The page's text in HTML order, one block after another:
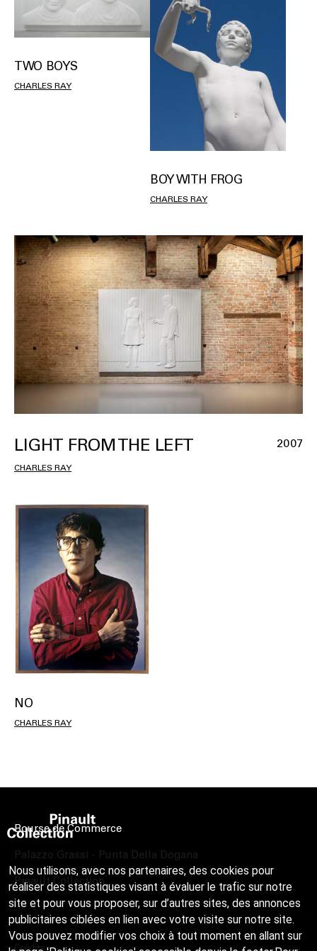
TWO BOYS
CHARLES RAY
BOY WITH FROG
CHARLES RAY
LIGHT FROM THE LEFT 2007
CHARLES RAY
NO
CHARLES RAY
Bourse de Commerce
Palazzo Grassi - Punta Della Dogana
Pinault Collection
Crédits
Nous utilisons, avec nos partenaires, des cookies pour
réaliser des statistiques visant à évaluer le trafic sur notre
site et pour vous proposer, sur d’autres sites, des annonces
publicitaires ciblées en lien avec votre visite sur notre site.
Vous pouvez modifier vos choix à tout moment en allant sur